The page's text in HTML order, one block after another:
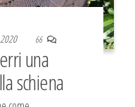
66
una
schiena